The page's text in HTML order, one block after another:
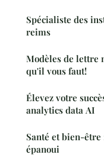
Spécialiste des
reims
Modèles de lettre
qu'il vous faut!
Élevez votre
analytics data AI
Santé et bien-
épanoui